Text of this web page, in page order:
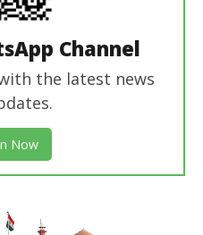
Channel
the latest news
Now